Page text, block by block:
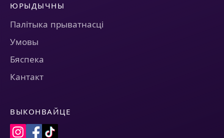
ЮРЫДЫЧНЫ
Палітыка прыватнасці
Умовы
Бяспека
Кантакт
ВЫКОНВАЙЦЕ